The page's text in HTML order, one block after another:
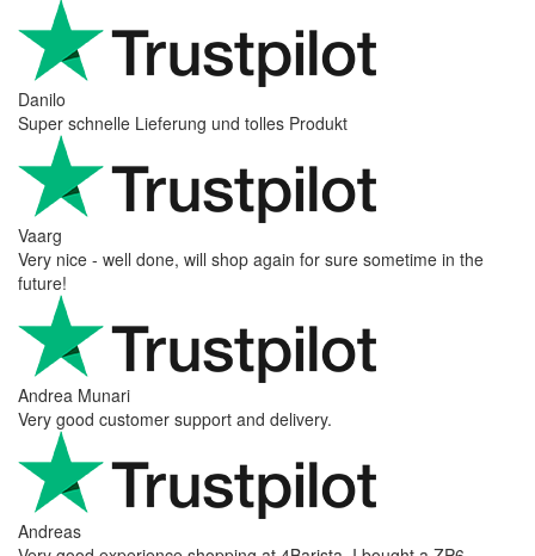
Danilo
Super schnelle Lieferung und tolles Produkt
Vaarg
Very nice - well done, will shop again for sure sometime in the
future!
Andrea Munari
Very good customer support and delivery.
Andreas